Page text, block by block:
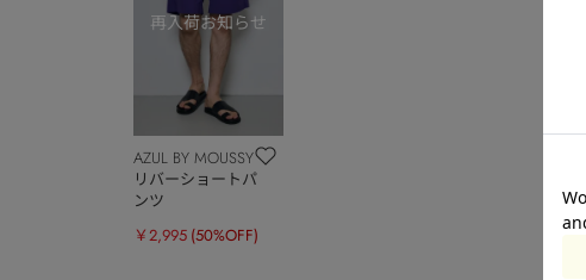
AZUL BY MOUSSY
リバーショートパ
ンツ
￥2,995 (50%OFF)